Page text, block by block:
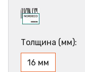
Толщина (мм):
16 мм